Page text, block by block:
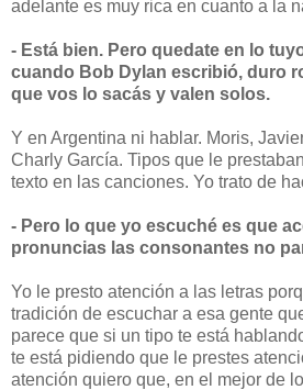
adelante es muy rica en cuanto a la
- Está bien. Pero quedate en lo
cuando Bob Dylan escribió, duro
que vos lo sacás y valen solos.
Y en Argentina ni hablar. Moris,
Charly García. Tipos que le
texto en las canciones. Yo trato de
- Pero lo que yo escuché es que
pronuncias las consonantes no
Yo le presto atención a las letras
tradición de escuchar a esa gente
parece que si un tipo te está
te está pidiendo que le prestes
atención quiero que, en el mejor de